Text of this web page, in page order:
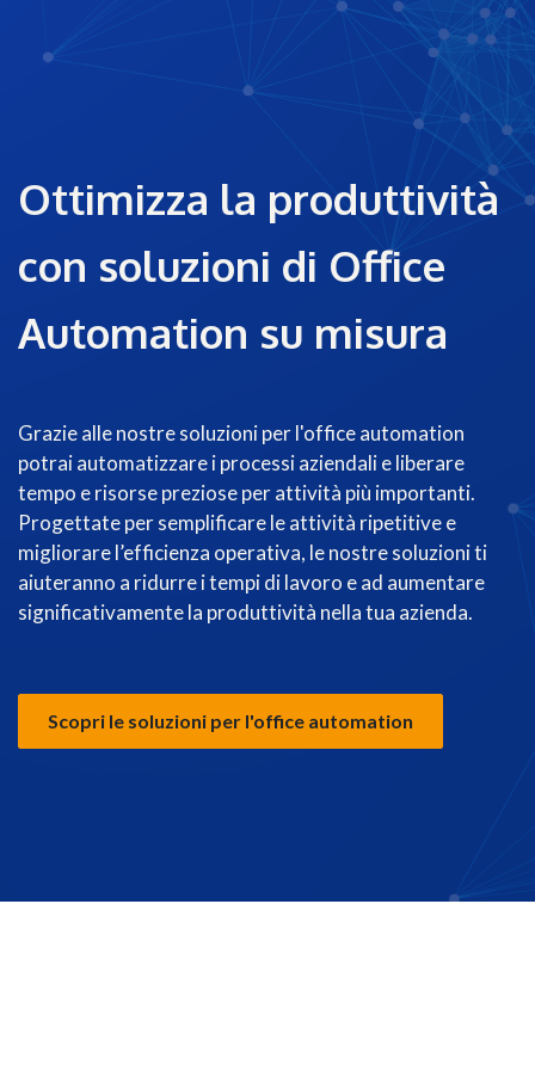
Ottimizza la produttività
con soluzioni di Office
Automation su misura
Grazie alle nostre soluzioni per l'office automation
potrai automatizzare i processi aziendali e liberare
tempo e risorse preziose per attività più importanti.
Progettate per semplificare le attività ripetitive e
migliorare l’efficienza operativa, le nostre soluzioni ti
aiuteranno a ridurre i tempi di lavoro e ad aumentare
significativamente la produttività nella tua azienda.
Scopri le soluzioni per l'office automation